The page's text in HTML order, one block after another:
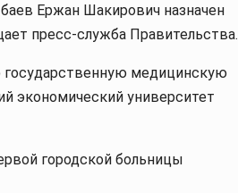
Ержан Шакирович назначен
пресс-служба Правительства.
государственную медицинскую
экономический университет
городской больницы